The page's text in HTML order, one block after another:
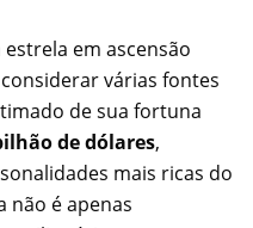
em ascensão
várias fontes
de sua fortuna
de dólares,
mais ricas do
não é apenas